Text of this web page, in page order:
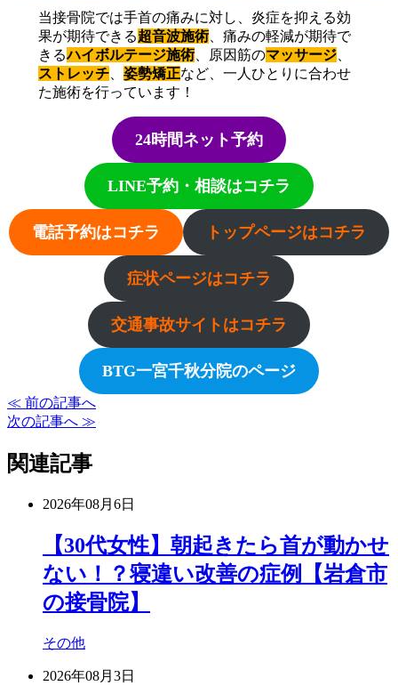
当接骨院では手首の痛みに対し、炎症を抑える効
果が期待できる超音波施術、痛みの軽減が期待で
きるハイボルテージ施術、原因筋のマッサージ、
ストレッチ、 姿勢矯正など、一人ひとりに合わせ
た施術を行っています！
24時間ネット予約
LINE予約・相談はコチラ
電話予約はコチラ トップページはコチラ
症状ページはコチラ
交通事故サイトはコチラ
BTG一宮千秋分院のページ
≪ 前の記事へ
次の記事へ ≫
関連記事
2026年08月6日
【30代女性】朝起きたら首が動かせ
ない！？寝違い改善の症例【岩倉市
の接骨院】
その他
2026年08月3日